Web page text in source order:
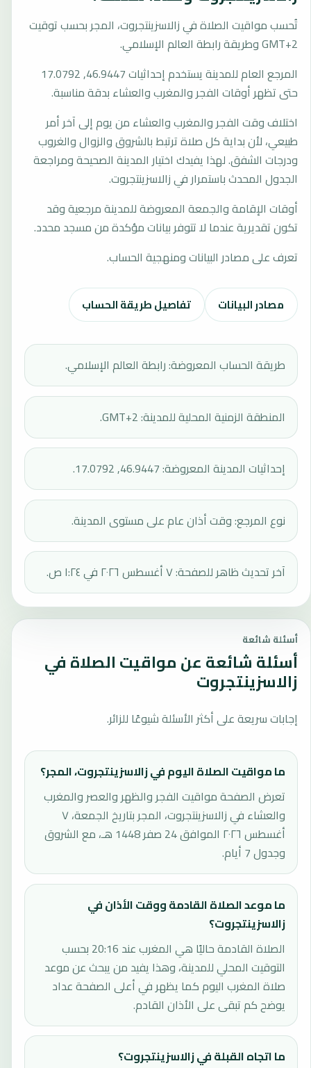
تُحسب مواقيت الصلاة في زالاسزينتجروت، المجر بحسب توقيت
GMT+2 وطريقة رابطة العالم الإسلامي.
المرجع العام للمدينة يستخدم إحداثيات 46.9447, 17.0792
حتى تظهر أوقات الفجر والمغرب والعشاء بدقة مناسبة.
اختلاف وقت الفجر والمغرب والعشاء من يوم إلى آخر أمر
طبيعي، لأن بداية كل صلاة ترتبط بالشروق والزوال والغروب
ودرجات الشفق. لهذا يفيدك اختيار المدينة الصحيحة ومراجعة
الجدول المحدث باستمرار في زالاسزينتجروت.
أوقات الإقامة والجمعة المعروضة للمدينة مرجعية وقد
تكون تقديرية عندما لا تتوفر بيانات مؤكدة من مسجد محدد.
تعرف على مصادر البيانات ومنهجية الحساب.
مصادر البيانات تفاصيل طريقة الحساب
طريقة الحساب المعروضة: رابطة العالم الإسلامي.
المنطقة الزمنية المحلية للمدينة: GMT+2.
إحداثيات المدينة المعروضة: 46.9447, 17.0792.
نوع المرجع: وقت أذان عام على مستوى المدينة.
آخر تحديث ظاهر للصفحة: ٧ أغسطس ٢٠٢٦ في ١:٢٤ ص.
أسئلة شائعة
أسئلة شائعة عن مواقيت الصلاة في
زالاسزينتجروت
إجابات سريعة على أكثر الأسئلة شيوعًا للزائر.
ما مواقيت الصلاة اليوم في زالاسزينتجروت، المجر؟
تعرض الصفحة مواقيت الفجر والظهر والعصر والمغرب
والعشاء في زالاسزينتجروت، المجر بتاريخ الجمعة، ٧
أغسطس ٢٠٢٦ الموافق 24 صفر 1448 هـ، مع الشروق
وجدول 7 أيام.
ما موعد الصلاة القادمة ووقت الأذان في
زالاسزينتجروت؟
الصلاة القادمة حاليًا هي المغرب عند 20:16 بحسب
التوقيت المحلي للمدينة، وهذا يفيد من يبحث عن موعد
صلاة المغرب اليوم كما يظهر في أعلى الصفحة عداد
يوضح كم تبقى على الأذان القادم.
ما اتجاه القبلة في زالاسزينتجروت؟